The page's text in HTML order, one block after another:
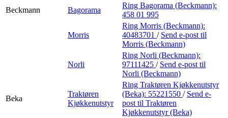
Beckmann
Bagorama
Ring Bagorama (Beckmann):
458 01 995
Morris
Ring Morris (Beckmann):
40483701 / Send e-post til
Morris (Beckmann)
Norli
Ring Norli (Beckmann):
97111425 / Send e-post til
Norli (Beckmann)
Beka
Traktøren
Kjøkkenutstyr
Ring Traktøren Kjøkkenutstyr
(Beka): 55221550 / Send e-
post til Traktøren
Kjøkkenutstyr (Beka)